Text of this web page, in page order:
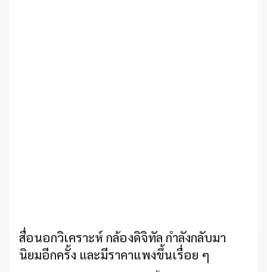
สื่อนอกวิเคราะห์ กล้องดิจิทัล กำลังกลับมา
นิยมอีกครั้ง และมีราคาแพงขึ้นเรื่อย ๆ